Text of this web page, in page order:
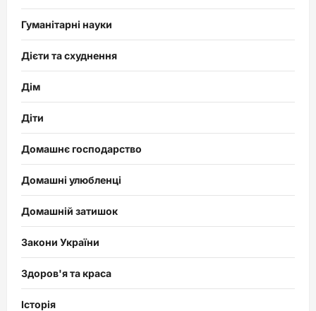
Гуманітарні науки
Дієти та схуднення
Дім
Діти
Домашнє господарство
Домашні улюбленці
Домашній затишок
Закони України
Здоров'я та краса
Історія